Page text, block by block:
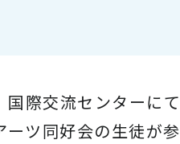
国際交流センターに
ーツ同好会の生徒が